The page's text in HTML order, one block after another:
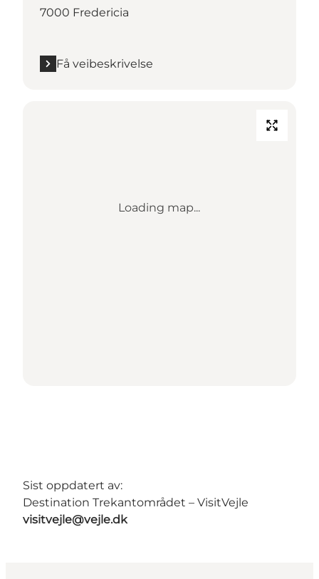
7000 Fredericia
Få veibeskrivelse
Loading map...
Sist oppdatert av:
Destination Trekantområdet – VisitVejle
visitvejle@vejle.dk